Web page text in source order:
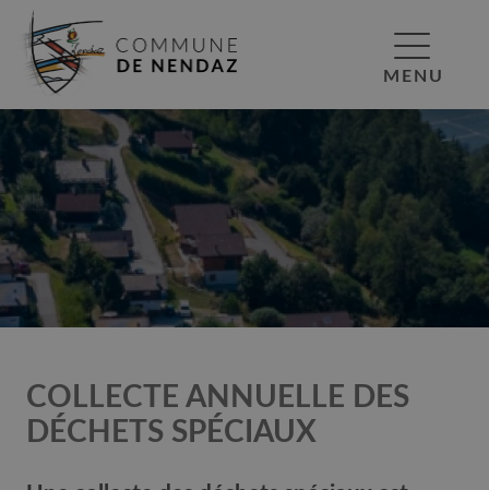
MENU
COLLECTE ANNUELLE DES
DÉCHETS SPÉCIAUX